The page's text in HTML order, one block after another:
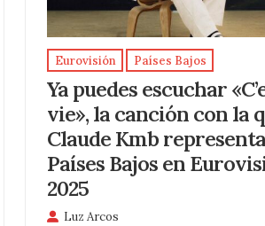
Eurovisión Países Bajos
Ya puedes escuchar
vie», la canción con la
Claude Kmb
Países Bajos en
2025
Luz Arcos